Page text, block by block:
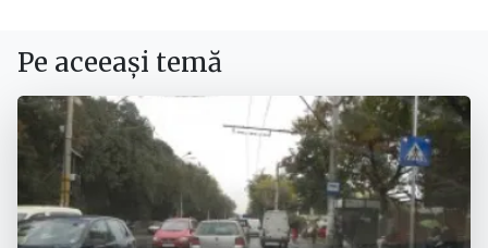
Pe aceeași temă